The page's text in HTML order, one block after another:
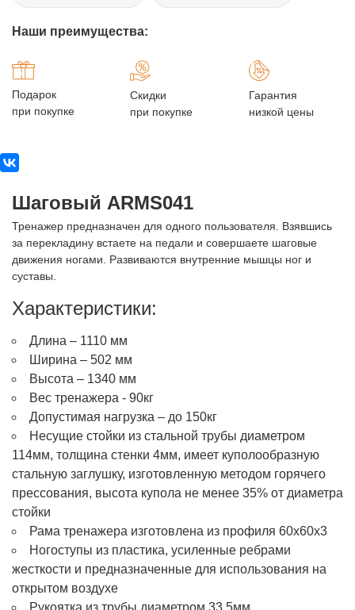
Наши преимущества:
Подарок
при покупке
Скидки
при покупке
Гарантия
низкой цены
Шаговый ARMS041
Тренажер предназначен для одного пользователя. Взявшись
за перекладину встаете на педали и совершаете шаговые
движения ногами. Развиваются внутренние мышцы ног и
суставы.
Характеристики:
Длина – 1110 мм
Ширина – 502 мм
Высота – 1340 мм
Вес тренажера - 90кг
Допустимая нагрузка – до 150кг
Несущие стойки из стальной трубы диаметром
114мм, толщина стенки 4мм, имеет куполообразную
стальную заглушку, изготовленную методом горячего
прессования, высота купола не менее 35% от диаметра
стойки
Рама тренажера изготовлена из профиля 60х60х3
Ногоступы из пластика, усиленные ребрами
жесткости и предназначенные для использования на
открытом воздухе
Рукоятка из трубы диаметром 33,5мм